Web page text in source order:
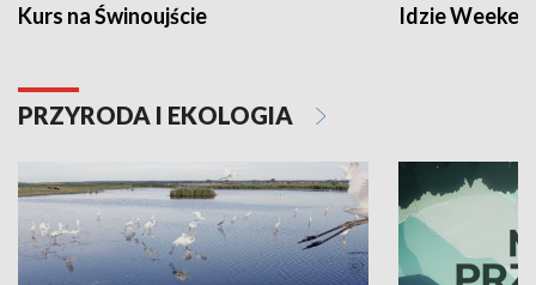
Kurs na Świnoujście Idzie
PRZYRODA I EKOLOGIA